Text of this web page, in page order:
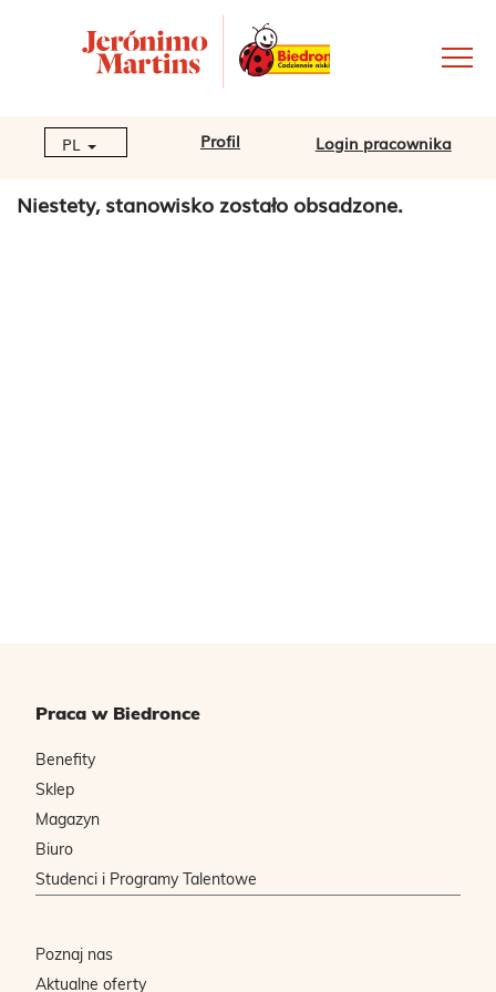
PL Profil Login pracownika
Niestety, stanowisko zostało obsadzone.
Praca w Biedronce
Benefity
Sklep
Magazyn
Biuro
Studenci i Programy Talentowe
Poznaj nas
Aktualne oferty